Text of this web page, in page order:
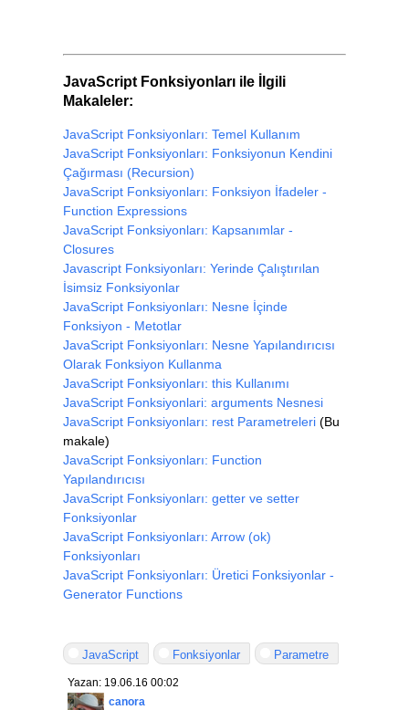
JavaScript Fonksiyonları ile İlgili
Makaleler:
JavaScript Fonksiyonları: Temel Kullanım
JavaScript Fonksiyonları: Fonksiyonun Kendini
Çağırması (Recursion)
JavaScript Fonksiyonları: Fonksiyon İfadeler -
Function Expressions
JavaScript Fonksiyonları: Kapsanımlar -
Closures
Javascript Fonksiyonları: Yerinde Çalıştırılan
İsimsiz Fonksiyonlar
JavaScript Fonksiyonları: Nesne İçinde
Fonksiyon - Metotlar
JavaScript Fonksiyonları: Nesne Yapılandırıcısı
Olarak Fonksiyon Kullanma
JavaScript Fonksiyonları: this Kullanımı
JavaScript Fonksiyonlari: arguments Nesnesi
JavaScript Fonksiyonları: rest Parametreleri (Bu
makale)
JavaScript Fonksiyonları: Function
Yapılandırıcısı
JavaScript Fonksiyonları: getter ve setter
Fonksiyonlar
JavaScript Fonksiyonları: Arrow (ok)
Fonksiyonları
JavaScript Fonksiyonları: Üretici Fonksiyonlar -
Generator Functions
JavaScript Fonksiyonlar Parametre
Yazan: 19.06.16 00:02
canora